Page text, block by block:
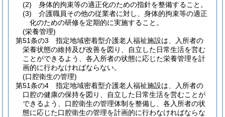
(2)
身体的拘束等の適正化のための指針を整備すること。
(3)
介護職員その他の従業者に対し、身体的拘束等の適正
化のための研修を定期的に実施すること。
(栄養管理)
第51条の3
指定地域密着型介護老人福祉施設は、入所者の
栄養状態の維持及び改善を図り、自立した日常生活を営む
ことができるよう、各入所者の状態に応じた栄養管理を計
画的に行わなければならない。
(口腔衛生の管理)
第51条の4
指定地域密着型介護老人福祉施設は、入所者の
口腔の健康の保持を図り、自立した日常生活を営むことが
できるよう、口腔衛生の管理体制を整備し、各入所者の状
態に応じた口腔衛生の管理を計画的に行わなければならな